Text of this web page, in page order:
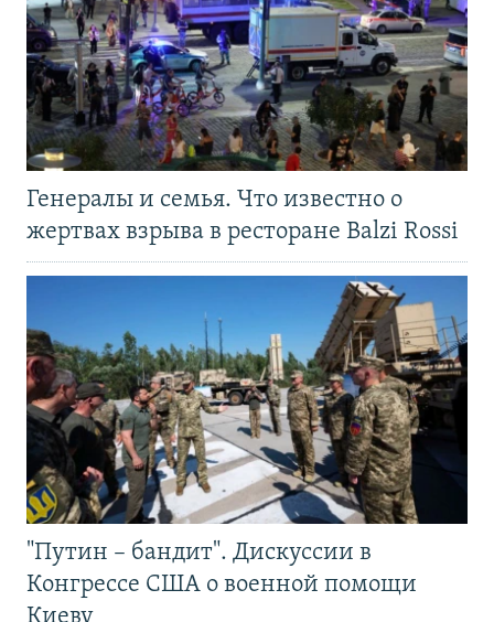
Генералы и семья. Что известно о
жертвах взрыва в ресторане Balzi Rossi
"Путин – бандит". Дискуссии в
Конгрессе США о военной помощи